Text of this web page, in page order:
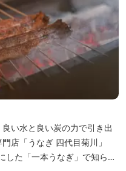
した「一本うなぎ」で知られ